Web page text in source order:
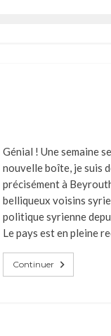
Génial ! Une semaine
nouvelle boîte, je suis
précisément à
belliqueux voisins
politique syrienne
Le pays est en pleine
Continuer